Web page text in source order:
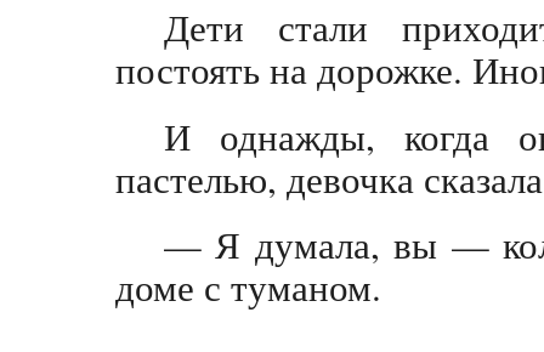
Дети стали
постоять на дорожке.
И однажды, когда
пастелью, девочка
— Я думала, вы —
доме с туманом.